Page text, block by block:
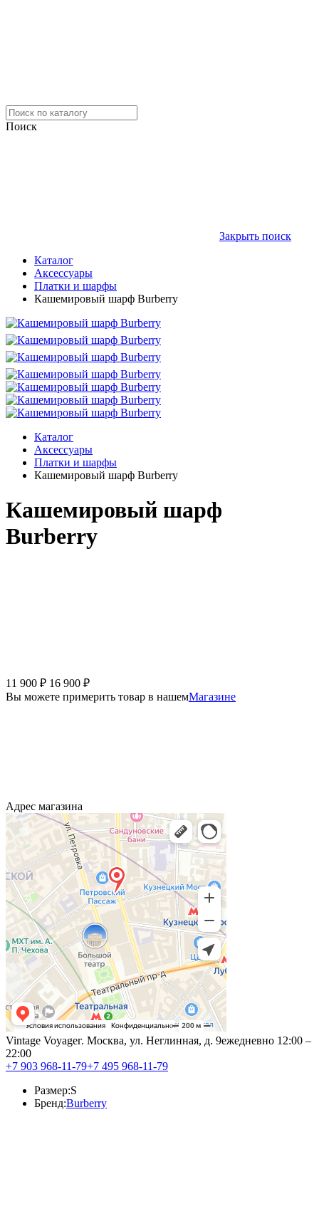
Поиск
Закрыть поиск
Каталог
Аксессуары
Платки и шарфы
Кашемировый шарф Burberry
Каталог
Аксессуары
Платки и шарфы
Кашемировый шарф Burberry
Кашемировый шарф
Burberry
11 900 ₽ 16 900 ₽
Вы можете примерить товар в нашемМагазине
Адрес магазина
Vintage Voyageг. Москва, ул. Неглинная, д. 9ежедневно 12:00 –
22:00
+7 903 968-11-79+7 495 968-11-79
Бренд:Burberry
Размер:S